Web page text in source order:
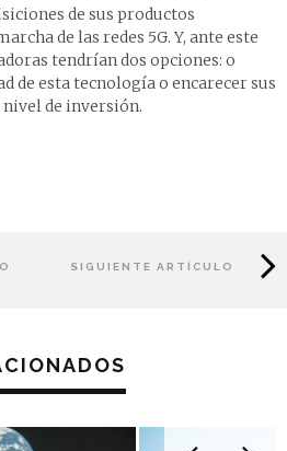
de sus productos
de las redes 5G. Y, ante este
tendrían dos opciones: o
de esta tecnología o encarecer sus
de inversión.
SIGUIENTE ARTÍCULO